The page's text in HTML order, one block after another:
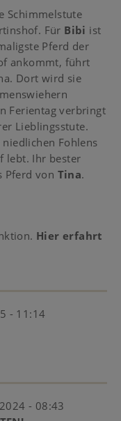
Schimmelstute
Für Bibi ist
Pferd der
ankommt, führt
Dort wird sie
Ferientag verbringt
Lieblingsstute.
Fohlens
lebt. Ihr bester
Pferd von Tina.
Hier erfahrt
- 11:14
- 08:43